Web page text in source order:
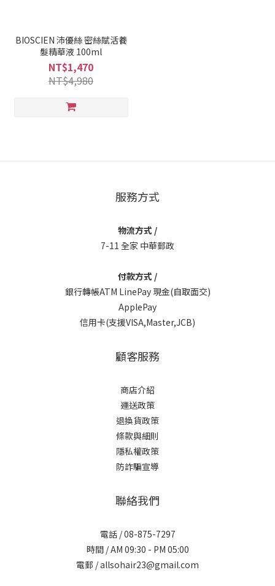
BIOSCIEN 沛優絲 密絲賦活養
髮精華液 100ml
NT$1,470
NT$4,980
服務方式
物流方式 /
7-11 全家 中華郵政
付款方式 /
銀行轉帳ATM LinePay 現金(自取面交)
ApplePay
信用卡(支援VISA,Master,JCB)
顧客服務
商店介紹
運送政策
退換貨政策
條款與細則
隱私權政策
防詐騙宣導
聯絡我們
電話 / 08-875-7297
時間 / AM 09:30 - PM 05:00
電郵 / allsohair23@gmail.com